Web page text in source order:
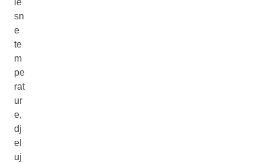
sn
e
te
m
pe
rat
ur
e,
dj
el
uj